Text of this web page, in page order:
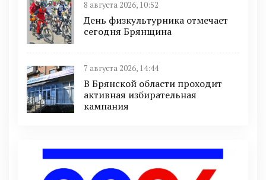
8 августа 2026, 10:52
День физкультурника отмечает
сегодня Брянщина
7 августа 2026, 14:44
В Брянской области проходит
активная избирательная
кампания